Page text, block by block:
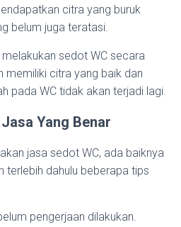
citra yang buruk
belum juga teratasi.
sedot WC secara
memiliki citra yang baik dan
pada WC tidak akan terjadi lagi.
Yang Benar
jasa sedot WC, ada baiknya
terlebih dahulu beberapa tips
pengerjaan dilakukan.